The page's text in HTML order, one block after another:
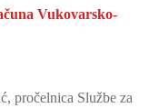
Vukovarsko-
pročelnica Službe za